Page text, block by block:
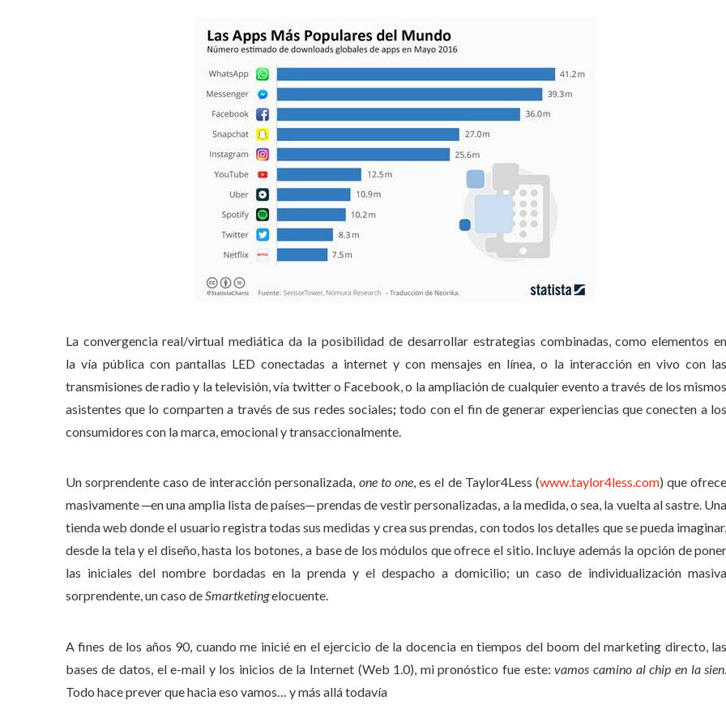
La convergencia real/virtual mediática da la posibilidad de desarrollar estrategias combinadas, como elementos
la vía pública con pantallas LED conectadas a internet y con mensajes en línea, o la interacción en vivo con
transmisiones de radio y la televisión, vía twitter o Facebook, o la ampliación de cualquier evento a través de los
asistentes que lo comparten a través de sus redes sociales; todo con el fin de generar experiencias que conecten a
consumidores con la marca, emocional y transaccionalmente.
Un sorprendente caso de interacción personalizada, one to one, es el de Taylor4Less (www.taylor4less.com) que
masivamente ─en una amplia lista de países─ prendas de vestir personalizadas, a la medida, o sea, la vuelta al sastre.
tienda web donde el usuario registra todas sus medidas y crea sus prendas, con todos los detalles que se pueda
desde la tela y el diseño, hasta los botones, a base de los módulos que ofrece el sitio. Incluye además la opción de
las iniciales del nombre bordadas en la prenda y el despacho a domicilio; un caso de individualización
sorprendente, un caso deSmartketingelocuente.
A fines de los años 90, cuando me inicié en el ejercicio de la docencia en tiempos del boom del marketing directo,
bases de datos, el e-mail y los inicios de la Internet (Web 1.0), mi pronóstico fue este:vamos camino al chip en la sien
Todo hace prever que hacia eso vamos… y más allá todavía